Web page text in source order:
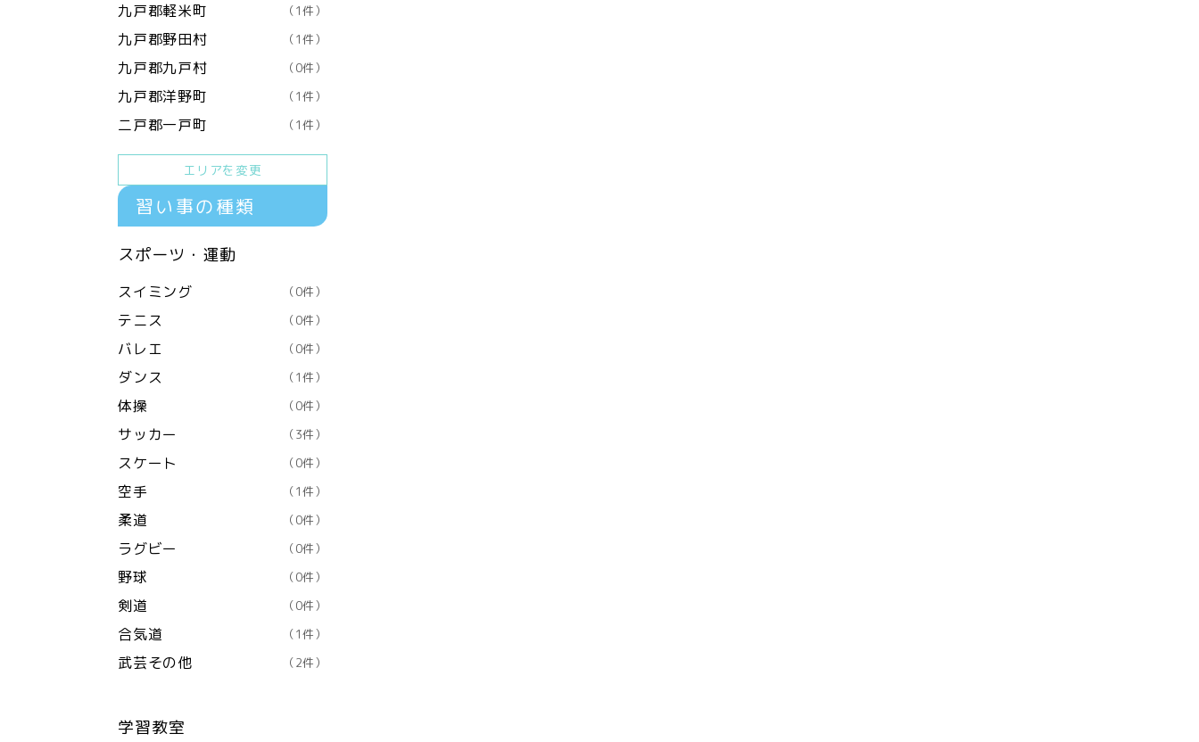
九戸郡軽米町 （1件）
九戸郡野田村 （1件）
九戸郡九戸村 （0件）
九戸郡洋野町 （1件）
二戸郡一戸町 （1件）
エリアを変更
習い事の種類
スポーツ・運動
スイミング （0件）
テニス （0件）
バレエ （0件）
ダンス （1件）
体操 （0件）
サッカー （3件）
スケート （0件）
空手 （1件）
柔道 （0件）
ラグビー （0件）
野球 （0件）
剣道 （0件）
合気道 （1件）
武芸その他 （2件）
学習教室